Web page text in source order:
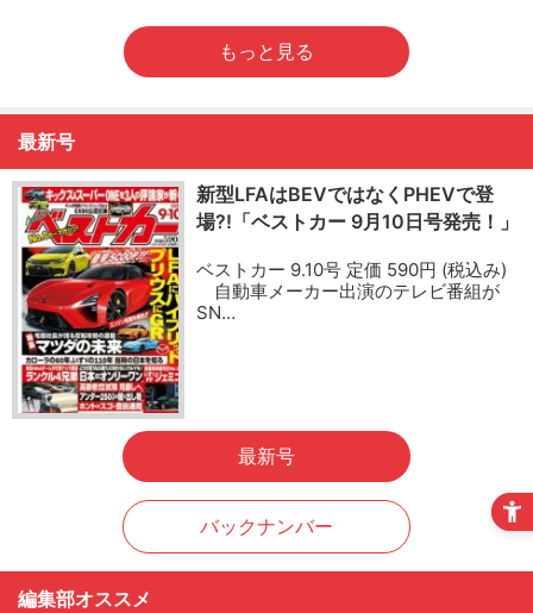
もっと見る
最新号
新型LFAはBEVではなくPHEVで登
場?!「ベストカー 9月10日号発売！」
ベストカー 9.10号 定価 590円 (税込み)
自動車メーカー出演のテレビ番組が
SN…
最新号
バックナンバー
編集部オススメ